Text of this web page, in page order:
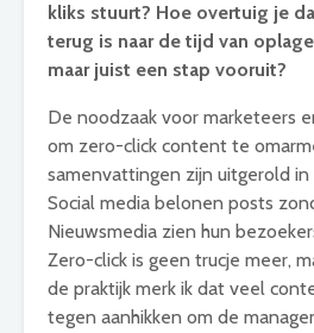
kliks stuurt? Hoe overtuig je
terug is naar de tijd van
maar juist een stap vooruit?
De noodzaak voor marketeers
om zero-click content te
samenvattingen zijn uitgerold in
Social media belonen posts
Nieuwsmedia zien hun
Zero-click is geen trucje meer,
de praktijk merk ik dat veel
tegen aanhikken om de